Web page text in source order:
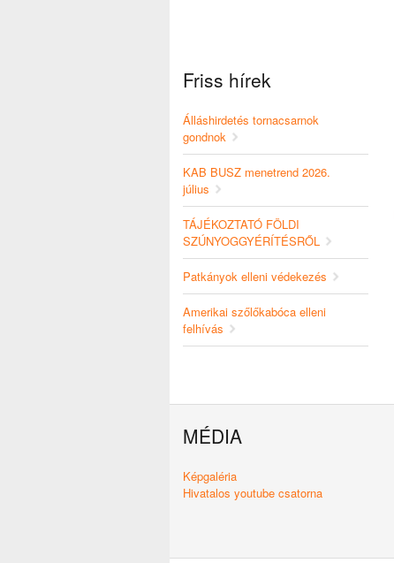
Friss hírek
Álláshirdetés tornacsarnok
gondnok
KAB BUSZ menetrend 2026.
július
TÁJÉKOZTATÓ FÖLDI
SZÚNYOGGYÉRÍTÉSRŐL
Patkányok elleni védekezés
Amerikai szőlőkabóca elleni
felhívás
MÉDIA
Képgaléria
Hivatalos youtube csatorna